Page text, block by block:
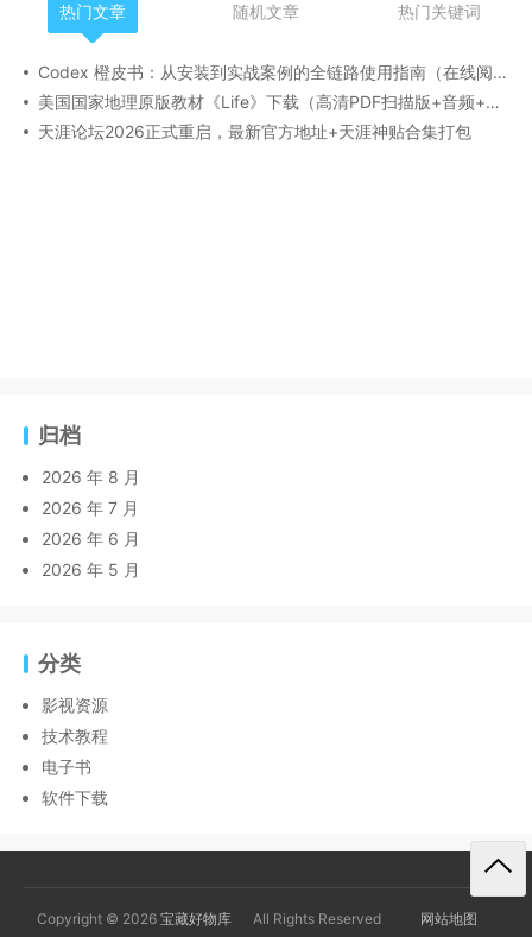
热门文章 随机文章 热门关键词
Codex 橙皮书：从安装到实战案例的全链路使用指南（在线阅读与 PDF ）
美国国家地理原版教材《Life》下载（高清PDF扫描版+音频+视频+学生+教师用书）
天涯论坛2026正式重启，最新官方地址+天涯神贴合集打包
归档
2026 年 8 月
2026 年 7 月
2026 年 6 月
2026 年 5 月
分类
影视资源
技术教程
电子书
软件下载
Copyright © 2026 宝藏好物库 All Rights Reserved 网站地图